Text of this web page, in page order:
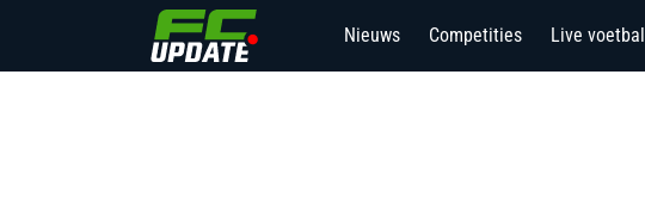
Nieuws Competities Live voetbal